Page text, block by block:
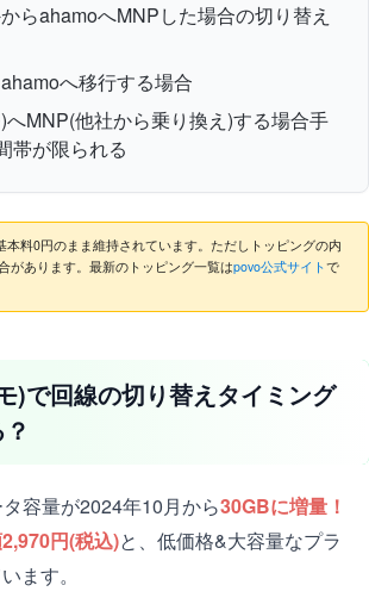
らahamoへMNPした場合の切り替え
へ移行する場合
MNP(他社から乗り換え)する場合手
帯が限られる
本料0円のまま維持されています。ただしトッピングの内
があります。最新のトッピング一覧はpovo公式サイトで
)で回線の切り替えタイミング
容量が2024年10月から30GBに増量！
円(税込)と、低価格&大容量なプラ
ます。